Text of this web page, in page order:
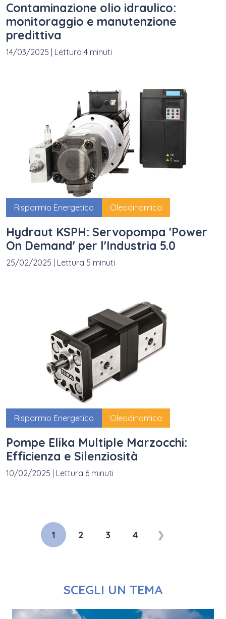
Contaminazione olio idraulico:
monitoraggio e manutenzione
predittiva
14/03/2025 Lettura 4 minuti
Risparmio Energetico Oleodinamica
Hydraut KSPH: Servopompa 'Power
On Demand' per l'Industria 5.0
25/02/2025 Lettura 5 minuti
Risparmio Energetico Oleodinamica
Pompe Elika Multiple Marzocchi:
Efficienza e Silenziosità
10/02/2025 Lettura 6 minuti
1 2 3 4 ❯
SCEGLI UN TEMA